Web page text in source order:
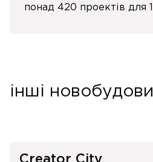
понад 420 проектів для
інші